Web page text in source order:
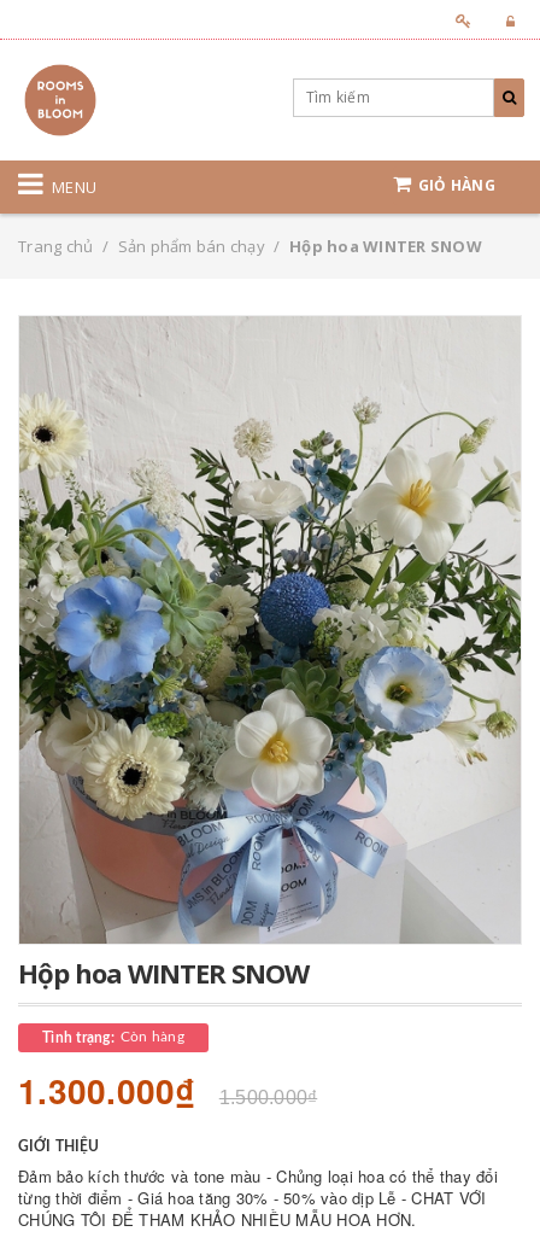
MENU GIỎ HÀNG
Trang chủ / Sản phẩm bán chạy / Hộp hoa WINTER SNOW
Hộp hoa WINTER SNOW
Tình trạng: Còn hàng
1.300.000₫ 1.500.000₫
GIỚI THIỆU
Đảm bảo kích thước và tone màu - Chủng loại hoa có thể thay đổi
từng thời điểm - Giá hoa tăng 30% - 50% vào dịp Lễ - CHAT VỚI
CHÚNG TÔI ĐỂ THAM KHẢO NHIỀU MẪU HOA HƠN.